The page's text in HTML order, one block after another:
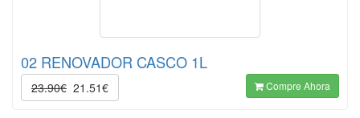
02 RENOVADOR CASCO 1L
23.90€ 21.51€ Compre Ahora